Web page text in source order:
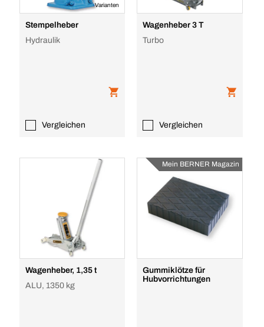
Varianten
Stempelheber
Hydraulik
Vergleichen
Wagenheber 3 T
Turbo
Vergleichen
Wagenheber, 1,35 t
ALU, 1350 kg
Mein BERNER Magazin
Gummiklötze für
Hubvorrichtungen